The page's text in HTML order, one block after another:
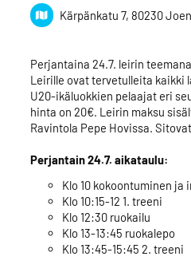
Kärpänkatu 7, 80230
Perjantaina 24.7. leirin
Leirille ovat tervetulleita kaikki
U20-ikäluokkien pelaajat eri
hinta on 20€. Leirin maksu
Ravintola Pepe Hovissa.
Perjantain 24.7. aikataulu:
Klo 10 kokoontuminen ja
Klo 10:15-12 1. treeni
Klo 12:30 ruokailu
Klo 13-13:45 ruokalepo
Klo 13:45-15:45 2. treeni